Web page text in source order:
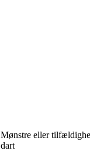
Mønstre eller
dart